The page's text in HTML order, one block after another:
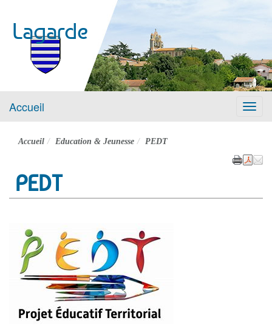
Lagarde
Menu
Accueil
Accueil Education & Jeunesse PEDT
PEDT